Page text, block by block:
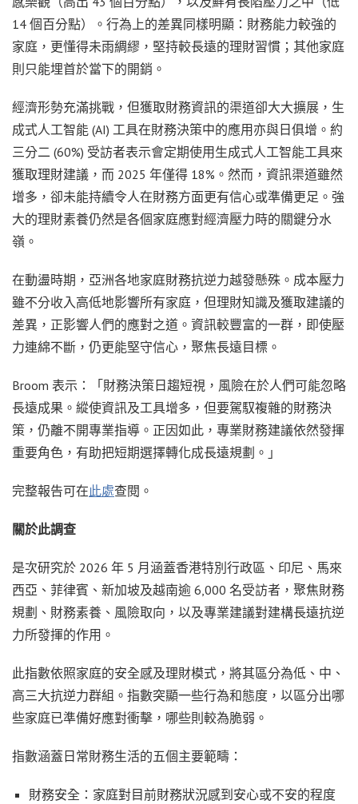
14 個百分點）。行為上的差異同樣明顯：財務能力較強的
家庭，更懂得未雨綢繆，堅持較長遠的理財習慣；其他家庭
則只能埋首於當下的開銷。
經濟形勢充滿挑戰，但獲取財務資訊的渠道卻大大擴展，生
成式人工智能 (AI) 工具在財務決策中的應用亦與日俱增。約
三分二 (60%) 受訪者表示會定期使用生成式人工智能工具來
獲取理財建議，而 2025 年僅得 18%。然而，資訊渠道雖然
增多，卻未能持續令人在財務方面更有信心或準備更足。強
大的理財素養仍然是各個家庭應對經濟壓力時的關鍵分水
嶺。
在動盪時期，亞洲各地家庭財務抗逆力越發懸殊。成本壓力
雖不分收入高低地影響所有家庭，但理財知識及獲取建議的
差異，正影響人們的應對之道。資訊較豐富的一群，即使壓
力連綿不斷，仍更能堅守信心，聚焦長遠目標。
Broom 表示：「財務決策日趨短視，風險在於人們可能忽略
長遠成果。縱使資訊及工具增多，但要駕馭複雜的財務決
策，仍離不開專業指導。正因如此，專業財務建議依然發揮
重要角色，有助把短期選擇轉化成長遠規劃。」
完整報告可在此處查閱。
關於此調查
是次研究於 2026 年 5 月涵蓋香港特別行政區、印尼、馬來
西亞、菲律賓、新加坡及越南逾 6,000 名受訪者，聚焦財務
規劃、財務素養、風險取向，以及專業建議對建構長遠抗逆
力所發揮的作用。
此指數依照家庭的安全感及理財模式，將其區分為低、中、
高三大抗逆力群組。指數突顯一些行為和態度，以區分出哪
些家庭已準備好應對衝擊，哪些則較為脆弱。
指數涵蓋日常財務生活的五個主要範疇：
財務安全：家庭對目前財務狀況感到安心或不安的程度